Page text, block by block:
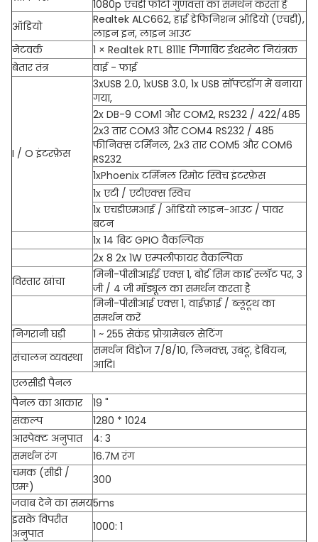
1080p एचडी फोटो गुणवत्ता का समर्थन करता है
ऑडियो
Realtek ALC662, हाई डेफिनिशन ऑडियो (एचडी),
लाइन इन, लाइन आउट
नेटवर्क
1 × Realtek RTL 8111E गिगाबिट ईथरनेट नियंत्रक
बेतार तंत्र
वाई - फाई
I / O इंटरफ़ेस
3xUSB 2.0, 1xUSB 3.0, 1x USB सॉफ्टडॉग में बनाया
गया,
2x DB-9 COM1 और COM2, RS232 / 422/485
2x3 तार COM3 और COM4 RS232 / 485
फीनिक्स टर्मिनल, 2x3 तार COM5 और COM6
RS232
1xPhoenix टर्मिनल रिमोट स्विच इंटरफ़ेस
1x एटी / एटीएक्स स्विच
1x एचडीएमआई / ऑडियो लाइन-आउट / पावर
बटन
1x 14 बिट GPIO वैकल्पिक
2x 8 2x 1W एम्पलीफायर वैकल्पिक
विस्तार खांचा
मिनी-पीसीआईई एक्स 1, बोर्ड सिम कार्ड स्लॉट पर, 3
जी / 4 जी मॉड्यूल का समर्थन करता है
मिनी-पीसीआई एक्स 1, वाईफ़ाई / ब्लूटूथ का
समर्थन करें
निगरानी घड़ी
1 ~ 255 सेकंड प्रोग्रामेबल सेटिंग
संचालन व्यवस्था
समर्थन विंडोज 7/8/10, लिनक्स, उबंटू, डेबियन,
आदि।
एलसीडी पैनल
पैनल का आकार
19 "
संकल्प
1280 * 1024
आस्पेक्ट अनुपात
4: 3
समर्थन रंग
16.7M रंग
चमक (सीडी /
एम²)
300
जवाब देने का समय5ms
इसके विपरीत
अनुपात
1000: 1